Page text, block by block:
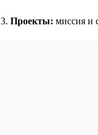
3. Проекты: миссия и